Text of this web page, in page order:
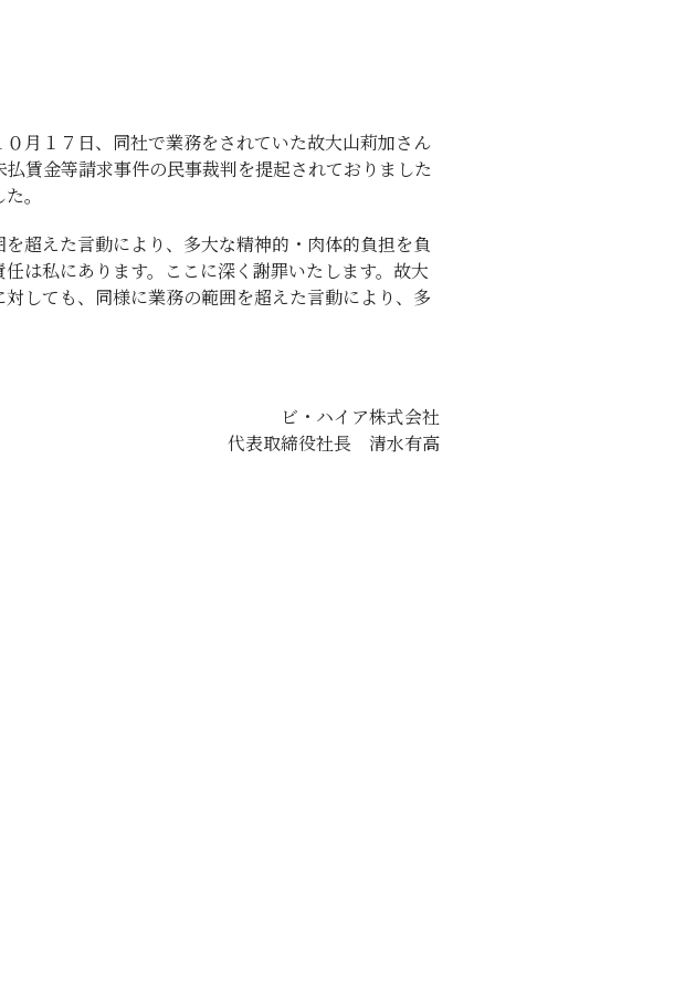
月１７日、同社で業務をされていた故大山莉加さん
賃金等請求事件の民事裁判を提起されておりました
。
超えた言動により、多大な精神的・肉体的負担を負
は私にあります。ここに深く謝罪いたします。故大
しても、同様に業務の範囲を超えた言動により、多
ビ・ハイア株式会社
代表取締役社長 清水有高